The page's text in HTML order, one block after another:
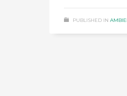
PUBLISHED IN